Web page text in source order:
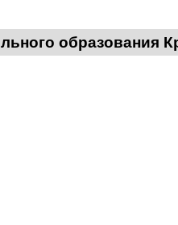
образования